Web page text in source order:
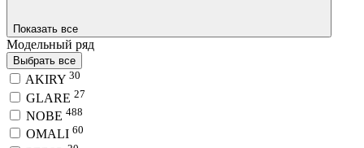
Показать все
Модельный ряд
Выбрать все
AKIRY 30
GLARE 27
NOBE 488
OMALI 60